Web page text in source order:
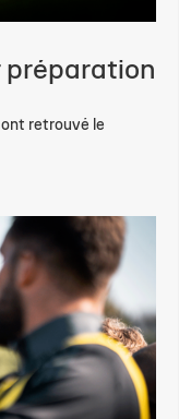
préparation
ont retrouvé le